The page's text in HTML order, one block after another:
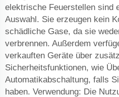
elektrische Feuerstellen sind
Auswahl. Sie erzeugen kein
schädliche Gase, da sie
verbrennen. Außerdem
verkauften Geräte über
Sicherheitsfunktionen, wie
Automatikabschaltung, falls
haben. Verwendung: Die